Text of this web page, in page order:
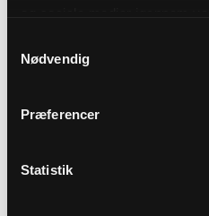
af cookies under "Detaljer"
vores Cookiepolitik, som du
Nødvendig
Præferencer
Statistik